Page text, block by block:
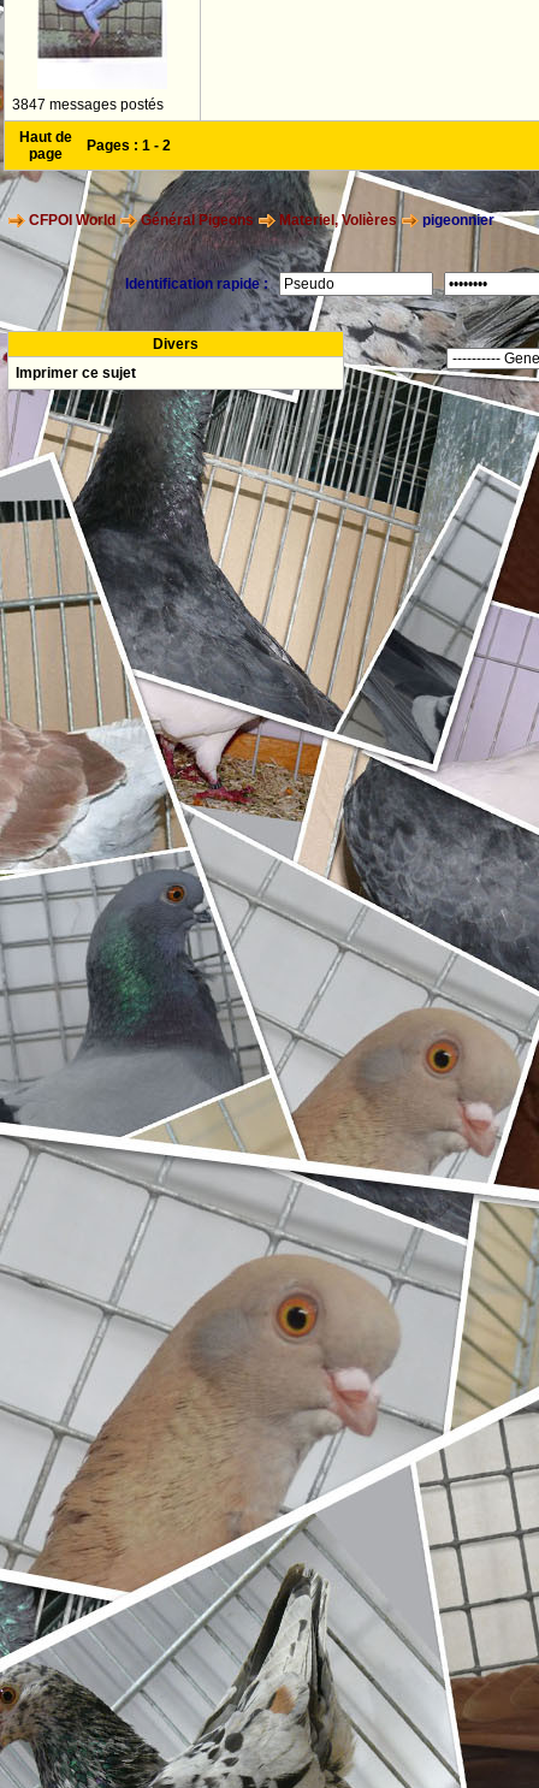
3847 messages postés
Haut de
page
Pages : 1 - 2
CFPOI World Général Pigeons Materiel, Volières pigeonnier
Identification rapide :
Divers
Imprimer ce sujet